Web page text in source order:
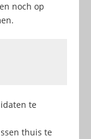
noch op
te
thuis te